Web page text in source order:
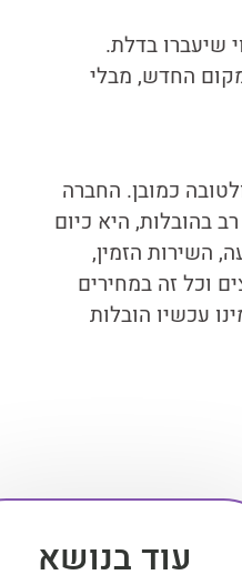
שיעברו בדלת.
החדש, מבלי
כמובן. החברה
רב בהובלות, היא כיום
השירות הזמין,
וכל זה במחירים
עכשיו הובלות
עוד בנושא